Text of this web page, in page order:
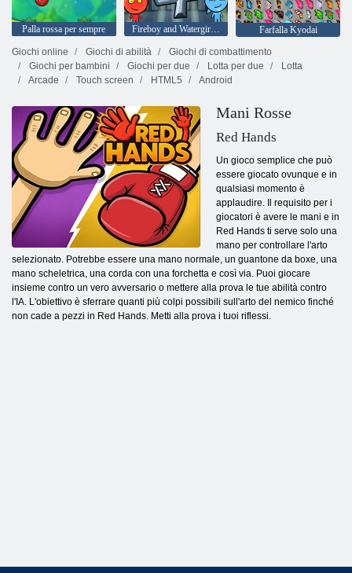
Palla rossa per sempre Fireboy and Watergirl 4: Tempio di Cristallo
Farfalla Kyodai
Giochi online
Giochi di abilità
Giochi di combattimento
Giochi per bambini
Giochi per due Lotta per due
Lotta
Arcade
Touch screen HTML5 Android
Mani Rosse
Red Hands
Un gioco semplice che può
essere giocato ovunque e in
qualsiasi momento è
applaudire. Il requisito per i
giocatori è avere le mani e in
Red Hands ti serve solo una
mano per controllare l'arto
selezionato. Potrebbe essere una mano normale, un guantone da boxe, una
mano scheletrica, una corda con una forchetta e così via. Puoi giocare
insieme contro un vero avversario o mettere alla prova le tue abilità contro
l'IA. L'obiettivo è sferrare quanti più colpi possibili sull'arto del nemico finché
non cade a pezzi in Red Hands. Metti alla prova i tuoi riflessi.